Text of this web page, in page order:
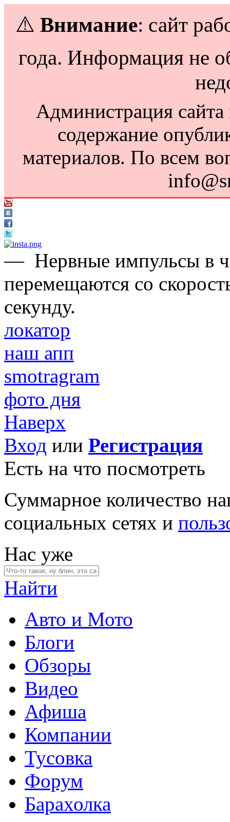
⚠️ Внимание: сайт
года. Информация не
Администрация сайта
содержание
материалов. По всем
— Нервные импульсы в
перемещаются со
секунду.
локатор
наш апп
smotragram
фото дня
Наверх
Вход или Регистрация
Есть на что посмотреть
Суммарное количество
социальных сетях и
Нас уже
Найти
Авто и Мото
Блоги
Обзоры
Видео
Афиша
Компании
Тусовка
Форум
Барахолка